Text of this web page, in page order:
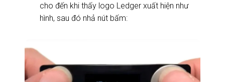
cho đến khi thấy logo Ledger xuất hiện như
hình, sau đó nhả nút bấm: